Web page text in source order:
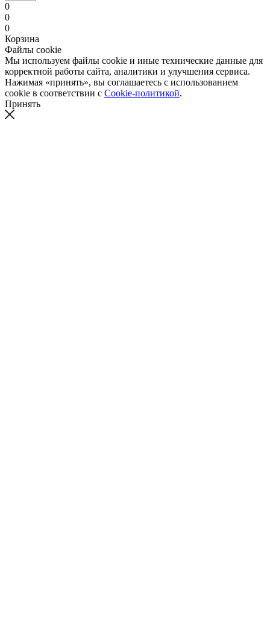
0
0
0
Корзина
Файлы cookie
Мы используем файлы cookie и иные технические данные для
корректной работы сайта, аналитики и улучшения сервиса.
Нажимая «принять», вы соглашаетесь с использованием
cookie в соответствии с Cookie-политикой.
Принять